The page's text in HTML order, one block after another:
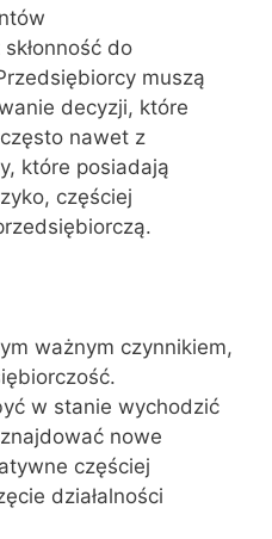
do
muszą
decyzji, które
nawet z
które posiadają
częściej
ważnym czynnikiem,
w stanie wychodzić
nowe
częściej
działalności